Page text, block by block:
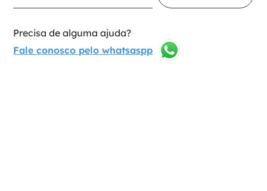
Precisa de alguma ajuda?
Fale conosco pelo whatsaspp